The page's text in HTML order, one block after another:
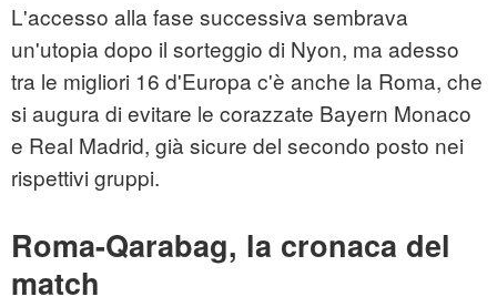
L'accesso alla fase successiva sembrava
un'utopia dopo il sorteggio di Nyon, ma adesso
tra le migliori 16 d'Europa c'è anche la Roma, che
si augura di evitare le corazzate Bayern Monaco
e Real Madrid, già sicure del secondo posto nei
rispettivi gruppi.
Roma-Qarabag, la cronaca del
match